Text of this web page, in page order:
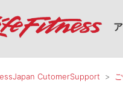
CutomerSupport